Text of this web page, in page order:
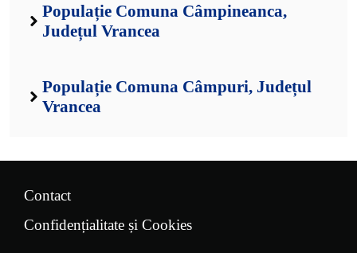
Populație Comuna Câmpineanca,
Județul Vrancea
Populație Comuna Câmpuri, Județul
Vrancea
Contact
Confidențialitate și Cookies